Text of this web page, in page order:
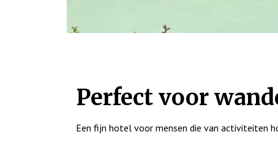
Perfect voor
Een fijn hotel voor mensen die van activiteiten